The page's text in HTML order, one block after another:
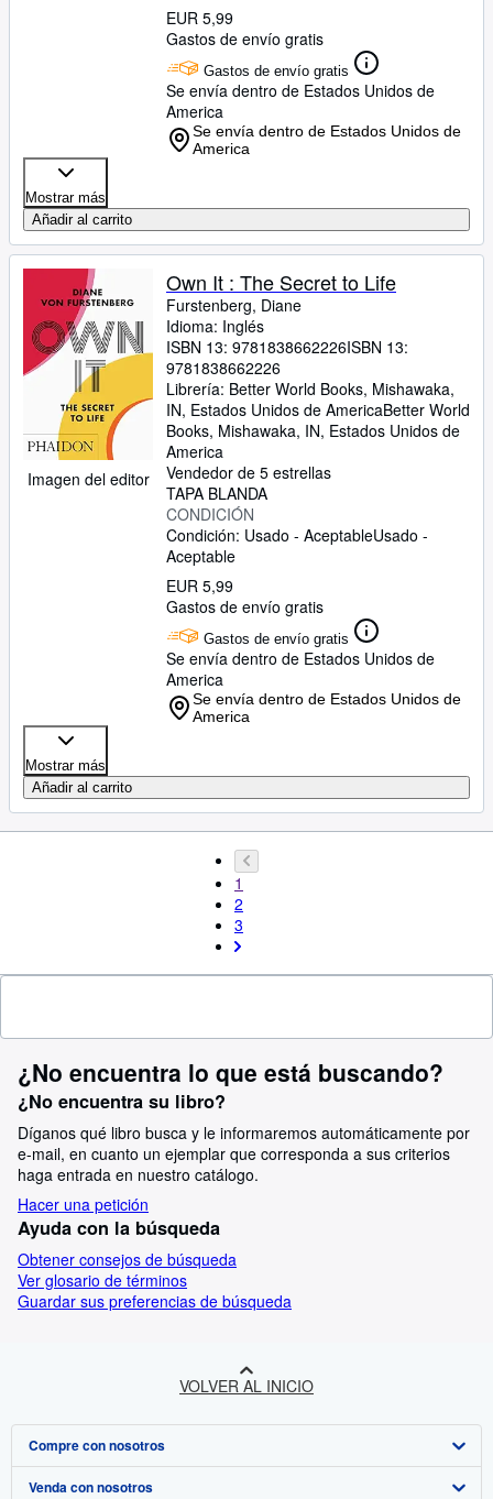
EUR 5,99
Gastos de envío gratis
Gastos de envío gratis
Se envía dentro de Estados Unidos de
America
Se envía dentro de Estados Unidos de
America
Mostrar más
Añadir al carrito
Imagen del editor
Own It : The Secret to Life
Furstenberg, Diane
Idioma: Inglés
ISBN 13: 9781838662226ISBN 13:
9781838662226
Librería: Better World Books, Mishawaka,
IN, Estados Unidos de AmericaBetter World
Books, Mishawaka, IN, Estados Unidos de
America
Vendedor de 5 estrellas
TAPA BLANDA
CONDICIÓN
Condición: Usado - AceptableUsado -
Aceptable
EUR 5,99
Gastos de envío gratis
Gastos de envío gratis
Se envía dentro de Estados Unidos de
America
Se envía dentro de Estados Unidos de
America
Mostrar más
Añadir al carrito
1
2
3
¿No encuentra lo que está buscando?
¿No encuentra su libro?
Díganos qué libro busca y le informaremos automáticamente por
e-mail, en cuanto un ejemplar que corresponda a sus criterios
haga entrada en nuestro catálogo.
Hacer una petición
Ayuda con la búsqueda
Obtener consejos de búsqueda
Ver glosario de términos
Guardar sus preferencias de búsqueda
VOLVER AL INICIO
Compre con nosotros
Búsqueda avanzada
Venda con nosotros